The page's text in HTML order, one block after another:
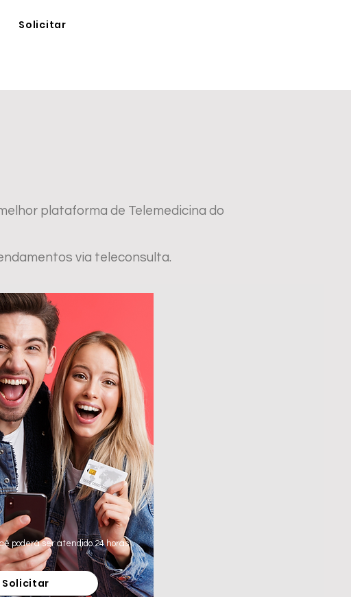
Solicitar
plataforma de Telemedicina do
via teleconsulta.
Solicitar
poderá ser atendido 24 horas
Solicitar